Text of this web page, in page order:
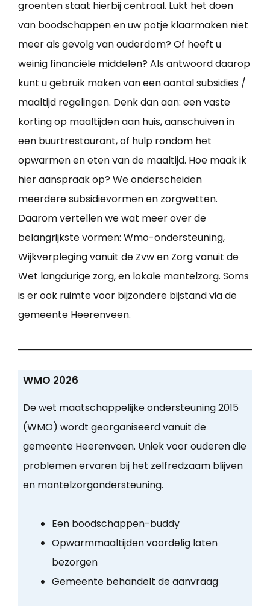
groenten staat hierbij centraal. Lukt het doen
van boodschappen en uw potje klaarmaken niet
meer als gevolg van ouderdom? Of heeft u
weinig financiële middelen? Als antwoord daarop
kunt u gebruik maken van een aantal subsidies /
maaltijd regelingen. Denk dan aan: een vaste
korting op maaltijden aan huis, aanschuiven in
een buurtrestaurant, of hulp rondom het
opwarmen en eten van de maaltijd. Hoe maak ik
hier aanspraak op? We onderscheiden
meerdere subsidievormen en zorgwetten.
Daarom vertellen we wat meer over de
belangrijkste vormen: Wmo-ondersteuning,
Wijkverpleging vanuit de Zvw en Zorg vanuit de
Wet langdurige zorg, en lokale mantelzorg. Soms
is er ook ruimte voor bijzondere bijstand via de
gemeente Heerenveen.
WMO 2026
De wet maatschappelijke ondersteuning 2015
(WMO) wordt georganiseerd vanuit de
gemeente Heerenveen. Uniek voor ouderen die
problemen ervaren bij het zelfredzaam blijven
en mantelzorgondersteuning.
Een boodschappen-buddy
Opwarmmaaltijden voordelig laten
bezorgen
Gemeente behandelt de aanvraag